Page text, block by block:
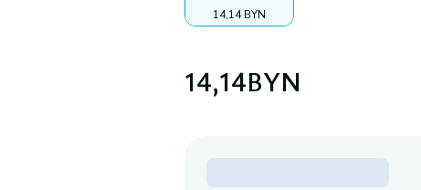
14,14 BYN
14,14BYN